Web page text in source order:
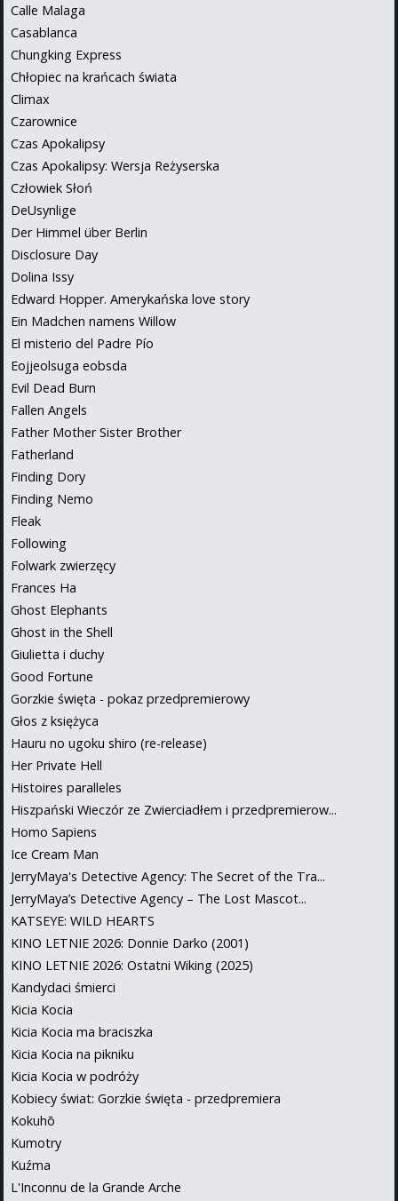
Calle Malaga
Casablanca
Chungking Express
Chłopiec na krańcach świata
Climax
Czarownice
Czas Apokalipsy
Czas Apokalipsy: Wersja Reżyserska
Człowiek Słoń
DeUsynlige
Der Himmel über Berlin
Disclosure Day
Dolina Issy
Edward Hopper. Amerykańska love story
Ein Madchen namens Willow
El misterio del Padre Pío
Eojjeolsuga eobsda
Evil Dead Burn
Fallen Angels
Father Mother Sister Brother
Fatherland
Finding Dory
Finding Nemo
Fleak
Following
Folwark zwierzęcy
Frances Ha
Ghost Elephants
Ghost in the Shell
Giulietta i duchy
Good Fortune
Gorzkie święta - pokaz przedpremierowy
Głos z księżyca
Hauru no ugoku shiro (re-release)
Her Private Hell
Histoires paralleles
Hiszpański Wieczór ze Zwierciadłem i przedpremierow...
Homo Sapiens
Ice Cream Man
JerryMaya's Detective Agency: The Secret of the Tra...
JerryMaya’s Detective Agency – The Lost Mascot...
KATSEYE: WILD HEARTS
KINO LETNIE 2026: Donnie Darko (2001)
KINO LETNIE 2026: Ostatni Wiking (2025)
Kandydaci śmierci
Kicia Kocia
Kicia Kocia ma braciszka
Kicia Kocia na pikniku
Kicia Kocia w podróży
Kobiecy świat: Gorzkie święta - przedpremiera
Kokuhō
Kumotry
Kuźma
L'Inconnu de la Grande Arche